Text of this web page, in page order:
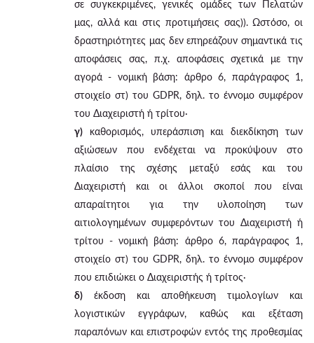
σε συγκεκριμένες, γενικές ομάδες των Πελατών
μας, αλλά και στις προτιμήσεις σας)). Ωστόσο, οι
δραστηριότητες μας δεν επηρεάζουν σημαντικά τις
αποφάσεις σας, π.χ. αποφάσεις σχετικά με την
αγορά - νομική βάση: άρθρο 6, παράγραφος 1,
στοιχείο στ) του GDPR, δηλ. το έννομο συμφέρον
του Διαχειριστή ή τρίτου·
γ) καθορισμός, υπεράσπιση και διεκδίκηση των
αξιώσεων που ενδέχεται να προκύψουν στο
πλαίσιο της σχέσης μεταξύ εσάς και του
Διαχειριστή και οι άλλοι σκοποί που είναι
απαραίτητοι για την υλοποίηση των
αιτιολογημένων συμφερόντων του Διαχειριστή ή
τρίτου - νομική βάση: άρθρο 6, παράγραφος 1,
στοιχείο στ) του GDPR, δηλ. το έννομο συμφέρον
που επιδιώκει ο Διαχειριστής ή τρίτος·
δ) έκδοση και αποθήκευση τιμολογίων και
λογιστικών εγγράφων, καθώς και εξέταση
παραπόνων και επιστροφών εντός της προθεσμίας